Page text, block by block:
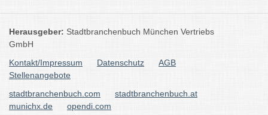
Herausgeber: Stadtbranchenbuch München Vertriebs
GmbH
Kontakt/Impressum
Datenschutz
AGB
Stellenangebote
stadtbranchenbuch.com
stadtbranchenbuch.at
munichx.de
opendi.com